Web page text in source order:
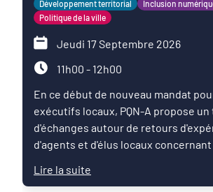
Développement territorial
Inclusion
Politique de la ville
Jeudi 17 Septembre 2026
11h00 - 12h00
En ce début de nouveau mandat
exécutifs locaux, PQN-A propose un
d'échanges autour de retours
d'agents et d'élus locaux
Lire la suite